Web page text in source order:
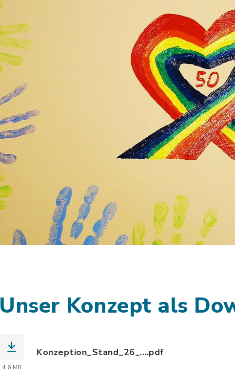
Unser Konzept als
4,6 MB
Konzeption_Stand_26_....pdf